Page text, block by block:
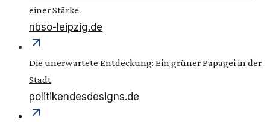
einer Stärke
nbso-leipzig.de
Die unerwartete Entdeckung: Ein grüner Papagei in der
Stadt
politikendesdesigns.de